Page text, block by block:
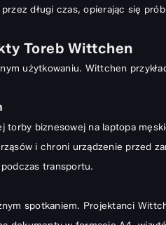
długi czas, opierając się
Toreb Wittchen
użytkowaniu. Wittchen
biznesowej na laptopa
i chroni urządzenie przed
transportu.
spotkaniem. Projektanci